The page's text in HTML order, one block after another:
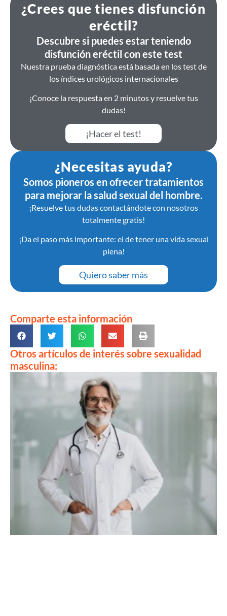
¿Crees que tienes disfunción
eréctil?
Descubre si puedes estar teniendo
disfunción eréctil con este test
Nuestra prueba diagnóstica está basada en los test de
los índices urológicos internacionales
¡Conoce la respuesta en 2 minutos y resuelve tus
dudas!
¡Hacer el test!
¿Necesitas ayuda?
Somos pioneros en ofrecer tratamientos
para mejorar la salud sexual del hombre.
¡Resuelve tus dudas contactándote con nosotros
totalmente gratis!
¡Da el paso más importante: el de tener una vida sexual
plena!
Quiero saber más
Comparte esta información
Otros artículos de interés sobre sexualidad
masculina: